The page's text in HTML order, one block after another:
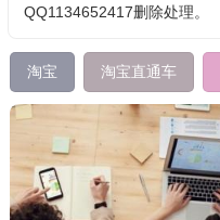
QQ1134652417删除处理。
淘宝 淘宝直通车